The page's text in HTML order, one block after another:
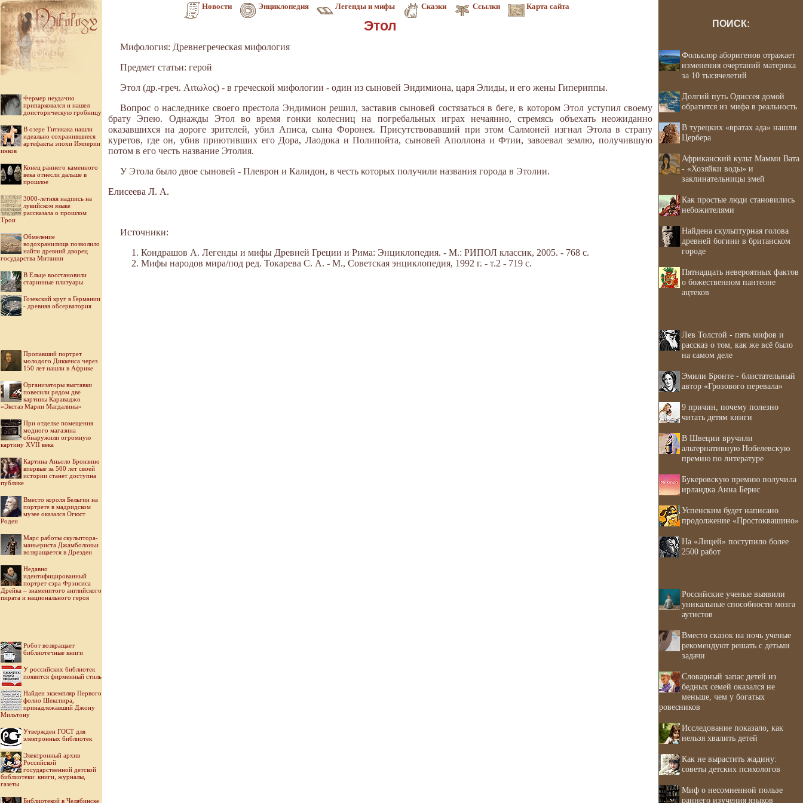
Новости Энциклопедия Легенды и мифы Сказки Ссылки Карта сайта
Фермер неудачно
припарковался и нашел
доисторическую гробницу
В озере Титикака нашли
идеально сохранившиеся
артефакты эпохи Империи
инков
Конец раннего каменного
века отнесли дальше в
прошлое
3000-летняя надпись на
лувийском языке
рассказала о прошлом
Трои
Обмеление
водохранилища позволило
найти древний дворец
государства Митанни
В Ельце восстановили
старинные плитуары
Гозекский круг в Германии
- древняя обсерватория
Пропавший портрет
молодого Диккенса через
150 лет нашли в Африке
Организаторы выставки
повесили рядом две
картины Караваджо
«Экстаз Марии Магдалины»
При отделке помещения
модного магазина
обнаружили огромную
картину XVII века
Картина Аньоло Бронзино
впервые за 500 лет своей
истории станет доступна
публике
Вместо короля Бельгии на
портрете в мадридском
музее оказался Огюст
Роден
Марс работы скульптора-
маньериста Джамболоньи
возвращается в Дрезден
Недавно
идентифицированный
портрет сэра Фрэнсиса
Дрейка – знаменитого английского
пирата и национального героя
Робот возвращает
библиотечные книги
У российских библиотек
появится фирменный стиль
Найден экземпляр Первого
фолио Шекспира,
принадлежавший Джону
Мильтону
Утвержден ГОСТ для
электронных библиотек
Электронный архив
Российской
государственной детской
библиотеки: книги, журналы,
газеты
Библиотекой в Челябинске
Этол
Мифология: Древнегреческая мифология
Предмет статьи: герой
Этол (др.-греч. Αιτωλος) - в греческой мифологии - один из сыновей Эндимиона, ца­ря Элиды, и его жены Гипериппы.
Вопрос о наследнике своего престола Эндимион решил, заставив сыновей состязаться в беге, в котором Этол уступил своему
брату Эпею. Однажды Этол во время гонки колесниц на погребальных играх неча­янно, стремясь объехать неожиданно
оказавшихся на дороге зрителей, убил Аписа, сына Форонея. Присутствовавший при этом Салмоней изгнал Этола в страну
куретов, где он, убив приютивших его Дора, Лаодока и Полипойта, сыновей Аполлона и Фтии, завоевал землю, по­лучившую
потом в его честь название Этолия.
У Этола было двое сыновей - Плеврон и Калидон, в честь которых получили названия города в Этолии.
Елисеева Л. А.
Источники:
Кондрашов А. Легенды и мифы Древней Греции и Рима: Энциклопедия. - М.: РИПОЛ классик, 2005. - 768 с.
Мифы народов мира/под ред. Токарева С. А. - М., Советская энциклопедия, 1992 г. - т.2 - 719 с.
ПОИСК:
Фольклор аборигенов отражает
изменения очертаний материка
за 10 тысячелетий
Долгий путь Одиссея домой
обратится из мифа в реальность
В турецких «вратах ада» нашли
Цербера
Африканский культ Мамми Вата
- «Хозяйки воды» и
заклинательницы змей
Как простые люди становились
небожителями
Найдена скульптурная голова
древней богини в британском
городе
Пятнадцать невероятных фактов
о божественном пантеоне
ацтеков
Лев Толстой - пять мифов и
рассказ о том, как же всё было
на самом деле
Эмили Бронте - блистательный
автор «Грозового перевала»
9 причин, почему полезно
читать детям книги
В Швеции вручили
альтернативную Нобелевскую
премию по литературе
Букеровскую премию получила
ирландка Анна Бернс
Успенским будет написано
продолжение «Простоквашино»
На «Лицей» поступило более
2500 работ
Российские ученые выявили
уникальные способности мозга
аутистов
Вместо сказок на ночь ученые
рекомендуют решать с детьми
задачи
Словарный запас детей из
бедных семей оказался не
меньше, чем у богатых
ровесников
Исследование показало, как
нельзя хвалить детей
Как не вырастить жадину:
советы детских психологов
Миф о несомненной пользе
раннего изучения языков